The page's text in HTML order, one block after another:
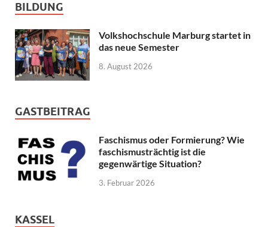
BILDUNG
Volkshochschule Marburg startet in
das neue Semester
8. August 2026
GASTBEITRAG
Faschismus oder Formierung? Wie
faschismusträchtig ist die
gegenwärtige Situation?
3. Februar 2026
KASSEL